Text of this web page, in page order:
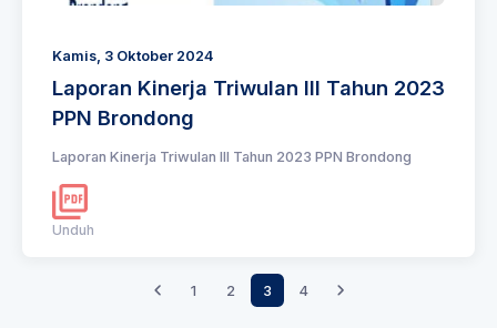
Kamis, 3 Oktober 2024
Laporan Kinerja Triwulan III Tahun 2023
PPN Brondong
Laporan Kinerja Triwulan III Tahun 2023 PPN Brondong
Unduh
1 2 3 4